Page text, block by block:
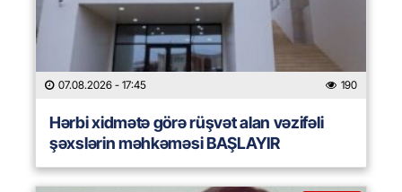
07.08.2026 - 17:45 190
Hərbi xidmətə görə rüşvət alan vəzifəli
şəxslərin məhkəməsi BAŞLAYIR